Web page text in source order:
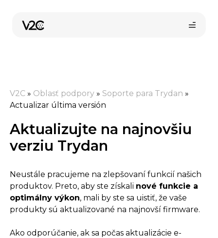
Kúpiť online
V2C » Oblasť podpory » Soporte para Trydan »
Actualizar última versión
Aktualizujte na najnovšiu
verziu Trydan
Neustále pracujeme na zlepšovaní funkcií našich
produktov. Preto, aby ste získali nové funkcie a
optimálny výkon, mali by ste sa uistiť, že vaše
produkty sú aktualizované na najnovší firmware.
Ako odporúčanie, ak sa počas aktualizácie e-